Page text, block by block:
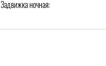
Задвижка ночная: